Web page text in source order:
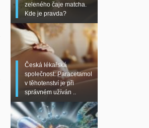
zeleného čaje matcha.
Kde je pravda?
Česká lékařská
společnost: Paracetamol
v těhotenství je při
správném užíván ..